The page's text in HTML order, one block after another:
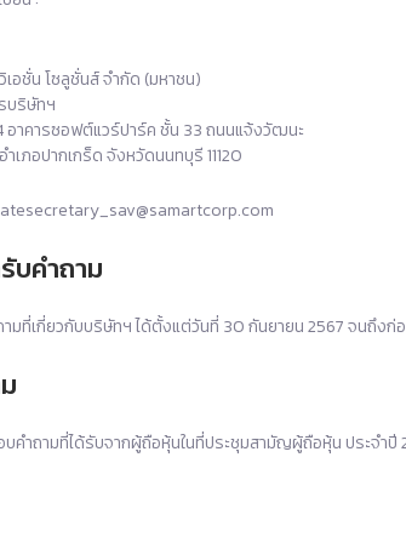
เอชั่น โซลูชั่นส์ จำกัด (มหาชน)
บริษัทฯ
อาคารซอฟต์แวร์ปาร์ค ชั้น 33 ถนนแจ้งวัฒนะ
เภอปากเกร็ด จังหวัดนนทบุรี 11120
บคำถาม
มที่เกี่ยวกับบริษัทฯ ได้ตั้งแต่วันที่ 30 กันยายน 2567 จนถึง
ำถามที่ได้รับจากผู้ถือหุ้นในที่ประชุมสามัญผู้ถือหุ้น ประจำปี